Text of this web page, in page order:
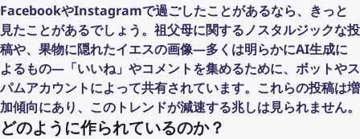
FacebookやInstagramで過ごしたことがあるなら、きっと
見たことがあるでしょう。祖父母に関するノスタルジックな投
稿や、果物に隠れたイエスの画像—多くは明らかにAI生成に
よるもの—「いいね」やコメントを集めるために、ボットやス
パムアカウントによって共有されています。これらの投稿は増
加傾向にあり、このトレンドが減速する兆しは見られません。
どのように作られているのか？